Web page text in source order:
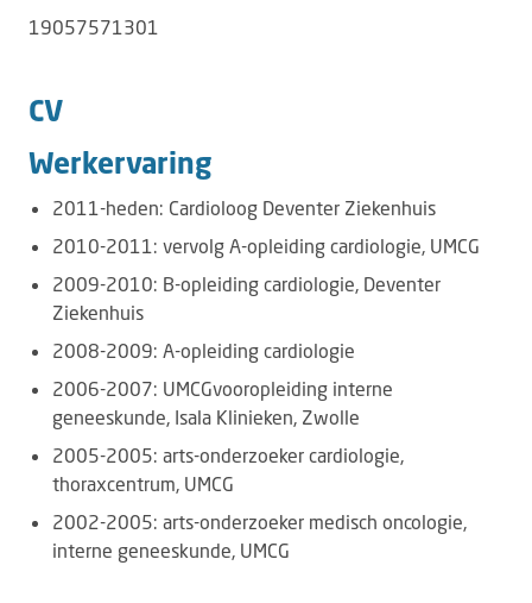
19057571301
CV
Werkervaring
2011-heden: Cardioloog Deventer Ziekenhuis
2010-2011: vervolg A-opleiding cardiologie, UMCG
2009-2010: B-opleiding cardiologie, Deventer
Ziekenhuis
2008-2009: A-opleiding cardiologie
2006-2007: UMCGvooropleiding interne
geneeskunde, Isala Klinieken, Zwolle
2005-2005: arts-onderzoeker cardiologie,
thoraxcentrum, UMCG
2002-2005: arts-onderzoeker medisch oncologie,
interne geneeskunde, UMCG